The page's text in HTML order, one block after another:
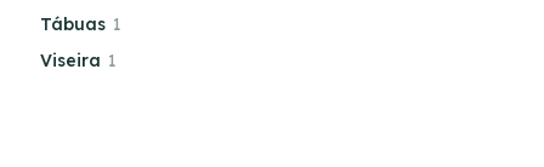
Tábuas 1
Viseira 1